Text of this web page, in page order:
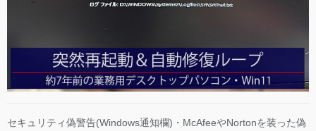
セキュリティ偽警告(Windows通知欄)・McAfeeやNortonを装った偽